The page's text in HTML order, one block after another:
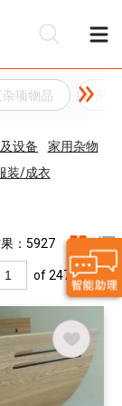
杂项物品
设备
家用杂物
装/成衣
：5927
of 247